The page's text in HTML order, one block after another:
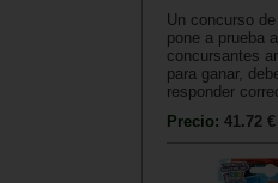
Un concurso
pone a prueba
concursantes
para ganar,
responder
Precio: 41.72 €